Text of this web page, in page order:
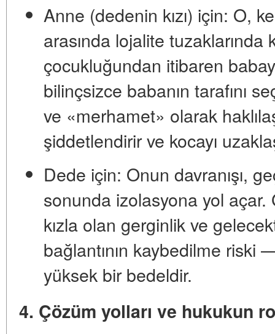
Anne (dedenin kızı) için: O,
arasında lojalite tuzaklarında
çocukluğundan itibaren
bilinçsizce babanın tarafını
ve «merhamet» olarak
şiddetlendirir ve kocayı
Dede için: Onun davranışı,
sonunda izolasyonayol açar.
kızla olan gerginlik ve
bağlantının kaybedilme riski
yüksek bir bedeldir.
4. Çözüm yolları ve hukukun